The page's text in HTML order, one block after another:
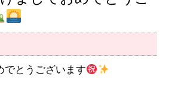
でとうございます